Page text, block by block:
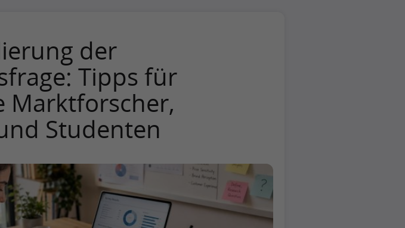
der
Tipps für
Marktforscher,
Studenten